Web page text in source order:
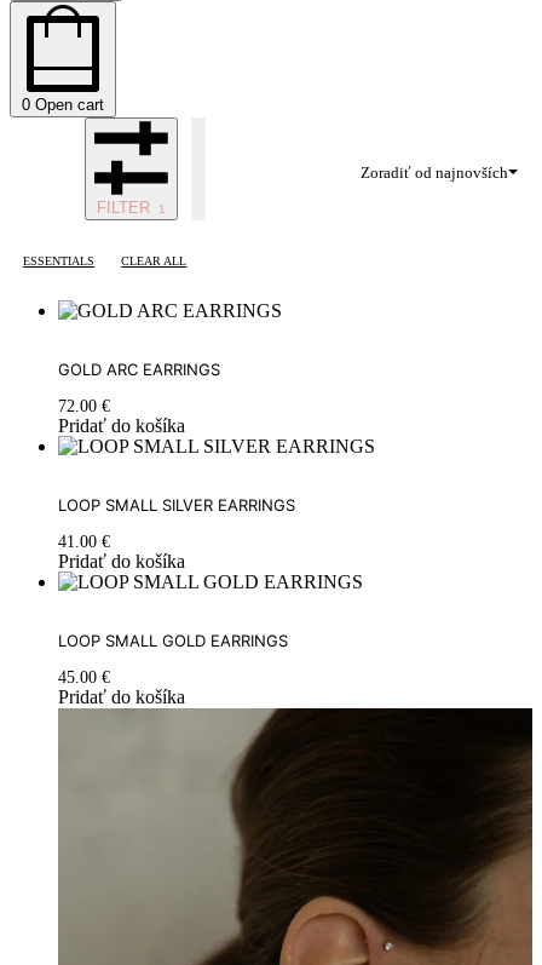
0 Open cart
Zoradiť od najnovších
FILTER
ESSENTIALS CLEAR ALL
GOLD ARC EARRINGS
72.00 €
Pridať do košíka
LOOP SMALL SILVER EARRINGS
41.00 €
Pridať do košíka
LOOP SMALL GOLD EARRINGS
45.00 €
Pridať do košíka